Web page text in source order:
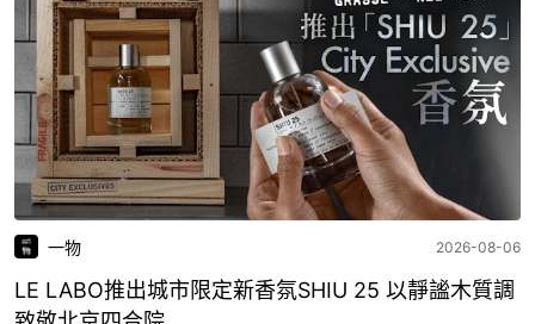
一物 2026-08-06
LE LABO推出城市限定新香氛SHIU 25 以靜謐木質調